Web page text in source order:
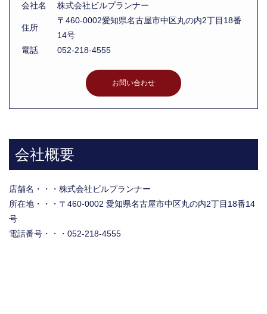
会社名 株式会社ビルプランナー
住所
〒460-0002愛知県名古屋市中区丸の内2丁目18番
14号
電話
052-218-4555
お問い合わせ
会社概要
店舗名・・・株式会社ビルプランナー
所在地・・・〒460-0002 愛知県名古屋市中区丸の内2丁目18番14
号
電話番号・・・052-218-4555